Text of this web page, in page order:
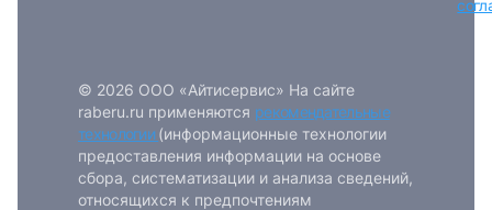
© 2026 ООО «Айтисервис» На сайте
raberu.ru применяются рекомендательные
технологии (информационные технологии
предоставления информации на основе
сбора, систематизации и анализа сведений,
относящихся к предпочтениям